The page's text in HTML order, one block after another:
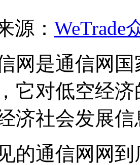
源： WeTrade
网是通信网
它对低空经
济社会发展
的通信网网